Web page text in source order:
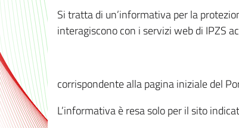
Si tratta di un’informativa per la
interagiscono con i servizi web di IPZS
corrispondente alla pagina iniziale del
L’informativa è resa solo per il sito